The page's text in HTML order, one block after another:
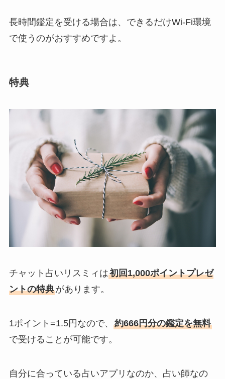
長時間鑑定を受ける場合は、できるだけWi-Fi環境
で使うのがおすすめですよ。
特典
チャット占いリスミィは初回1,000ポイントプレゼ
ントの特典があります。
1ポイント=1.5円なので、 約666円分の鑑定を無料
で受けることが可能です。
自分に合っている占いアプリなのか、占い師なの